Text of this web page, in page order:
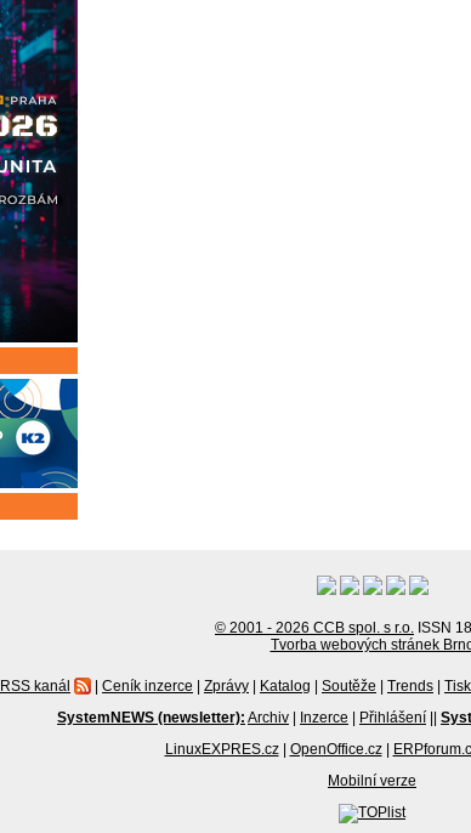
© 2001 - 2026 CCB spol. s r.o. ISSN
Tvorba webových stránek
RSS kanál | Ceník inzerce | Zprávy | Katalog | Soutěže | Trends |
SystemNEWS (newsletter): Archiv | Inzerce | Přihlášení ||
LinuxEXPRES.cz | OpenOffice.cz |
Mobilní verze